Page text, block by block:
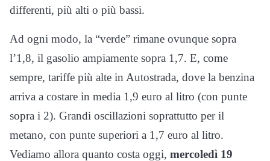
differenti, più alti o più bassi.
Ad ogni modo, la “verde” rimane ovunque sopra
l’1,8, il gasolio ampiamente sopra 1,7. E, come
sempre, tariffe più alte in Autostrada, dove la benzina
arriva a costare in media 1,9 euro al litro (con punte
sopra i 2). Grandi oscillazioni soprattutto per il
metano, con punte superiori a 1,7 euro al litro.
Vediamo allora quanto costa oggi, mercoledì 19